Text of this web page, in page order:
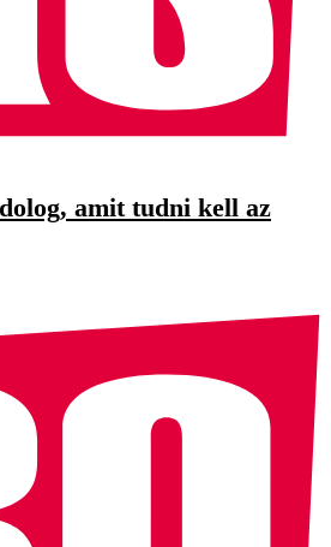
amit tudni kell az